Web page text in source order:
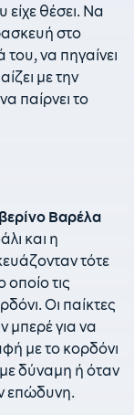
είχε θέσει. Να
στο
του, να πηγαίνει
με την
παίρνει το
Βαρέλα
και η
τότε
τις
Οι παίκτες
μπερέ για να
με το κορδόνι
δύναμη ή όταν
επώδυνη.